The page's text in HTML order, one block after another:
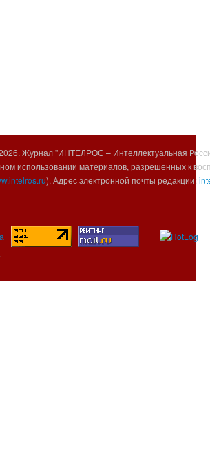
Журнал "ИНТЕЛРОС – Интеллектуальная
использовании материалов, разрешенных к
). Адрес электронной почты редакции: